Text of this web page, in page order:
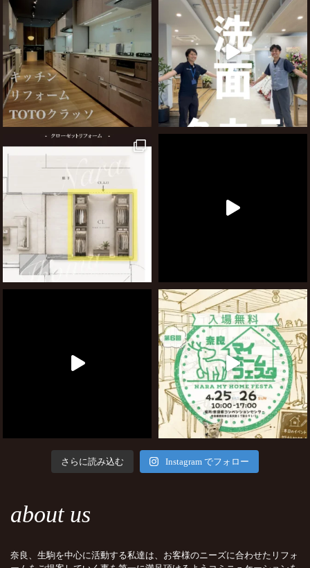
さらに読み込む Instagram でフォロー
about us
奈良、生駒を中心に活動する私達は、お客様のニーズに合わせたリフォ